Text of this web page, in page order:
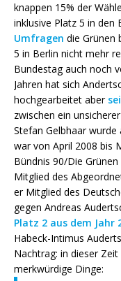
knappen 15% der
inklusive Platz 5 in den
Umfragen die Grünen
5 in Berlin nicht mehr
Bundestag auch noch
Jahren hat sich
hochgearbeitet aber
zwischen ein
Stefan Gelbhaar wurde
war von April 2008 bis
Bündnis 90/Die
Mitglied des
er Mitglied des
gegen Andreas
Platz 2 aus dem Jahr
Habeck-Intimus
Nachtrag: in dieser
merkwürdige Dinge: